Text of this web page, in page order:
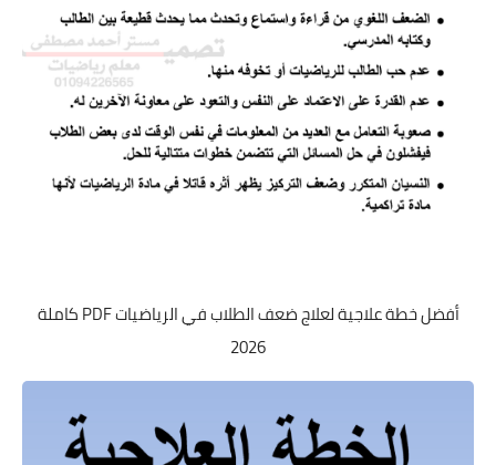
أفضل خطة علاجية لعلاج ضعف الطلاب في الرياضيات PDF كاملة
2026